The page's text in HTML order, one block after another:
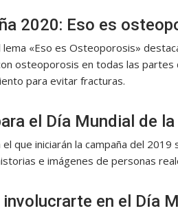
2020: Eso es
lema «Eso es Osteoporosis»
osteoporosis en todas las
para evitar fracturas.
el Día Mundial de
el que iniciarán la campaña del
e imágenes de personas
involucrarte en el Día